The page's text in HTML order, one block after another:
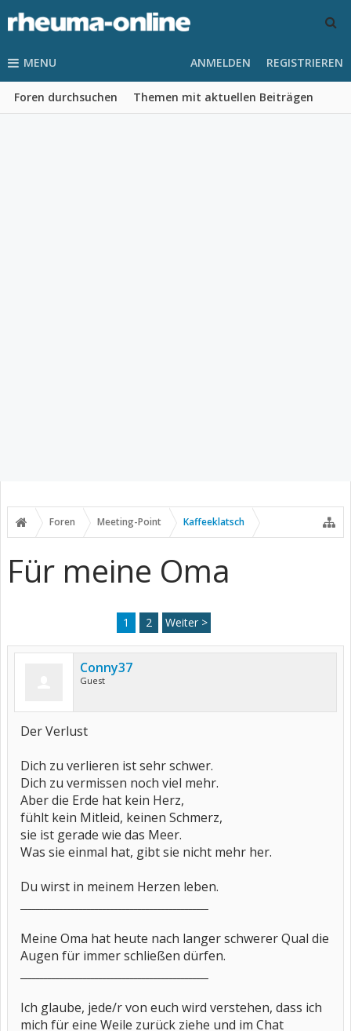
MENU
Foren durchsuchen Themen mit aktuellen Beiträgen
ANMELDEN REGISTRIEREN
Foren Meeting-Point Kaffeeklatsch
Für meine Oma
1 2 Weiter >
Conny37
Guest
Der Verlust
Dich zu verlieren ist sehr schwer.
Dich zu vermissen noch viel mehr.
Aber die Erde hat kein Herz,
fühlt kein Mitleid, keinen Schmerz,
sie ist gerade wie das Meer.
Was sie einmal hat, gibt sie nicht mehr her.
Du wirst in meinem Herzen leben.
Meine Oma hat heute nach langer schwerer Qual die
Augen für immer schließen dürfen.
Ich glaube, jede/r von euch wird verstehen, dass ich
mich für eine Weile zurück ziehe und im Chat